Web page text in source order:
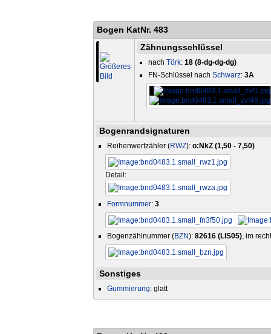
Bogen KatNr. 483
Zähnungsschlüssel
nach Törk: 18 (8-dg-dg-dg)
FN-Schlüssel nach Schwarz: 3A
Bogenrandsignaturen
Reihenwertzähler (RWZ): o:NkZ (1,50 - 7,50)
Detail:
Formnummer: 3
Bogenzählnummer (BZN): 82616 (LIS05), im
Sonstiges
Gummierung: glatt